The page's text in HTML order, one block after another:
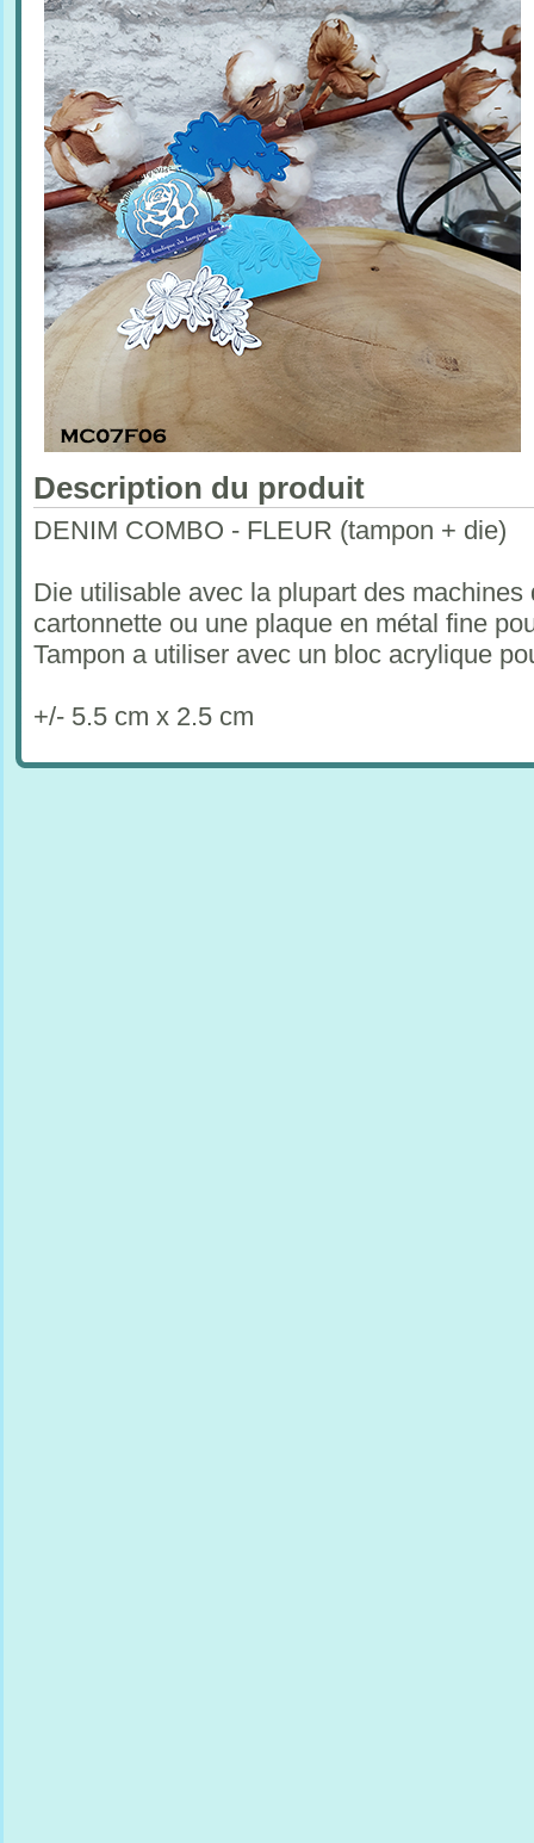
Description du produit
DENIM COMBO - FLEUR (tampon + die)
Die utilisable avec la plupart des
cartonnette ou une plaque en métal fine
Tampon a utiliser avec un bloc acrylique
+/- 5.5 cm x 2.5 cm